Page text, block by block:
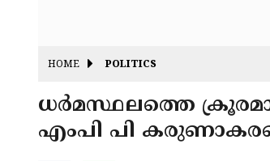
HOME POLITICS
ധർമസ്ഥലത്തെ
എംപി പി